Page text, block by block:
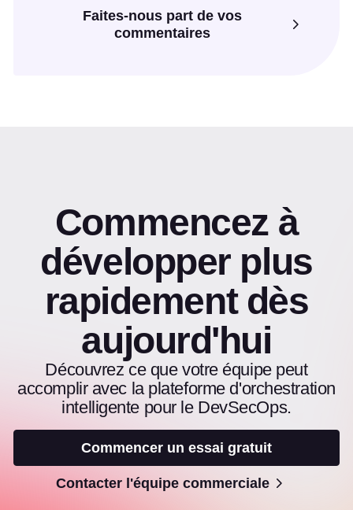
Faites-nous part de vos
commentaires
Commencez à
développer plus
rapidement dès
aujourd'hui
Découvrez ce que votre équipe peut
accomplir avec la plateforme d'orchestration
intelligente pour le DevSecOps.
Commencer un essai gratuit
Contacter l'équipe commerciale